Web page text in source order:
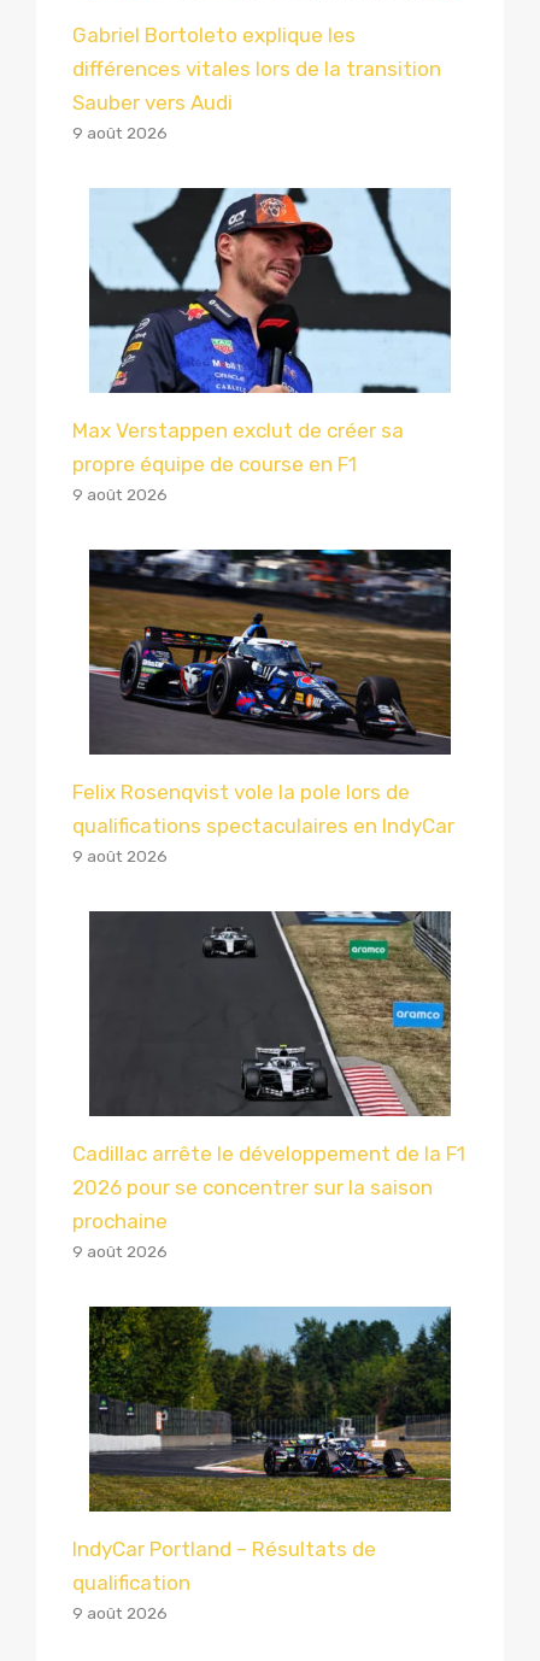
Gabriel Bortoleto explique les
différences vitales lors de la transition
Sauber vers Audi
9 août 2026
Max Verstappen exclut de créer sa
propre équipe de course en F1
9 août 2026
Felix Rosenqvist vole la pole lors de
qualifications spectaculaires en IndyCar
9 août 2026
Cadillac arrête le développement de la F1
2026 pour se concentrer sur la saison
prochaine
9 août 2026
IndyCar Portland – Résultats de
qualification
9 août 2026